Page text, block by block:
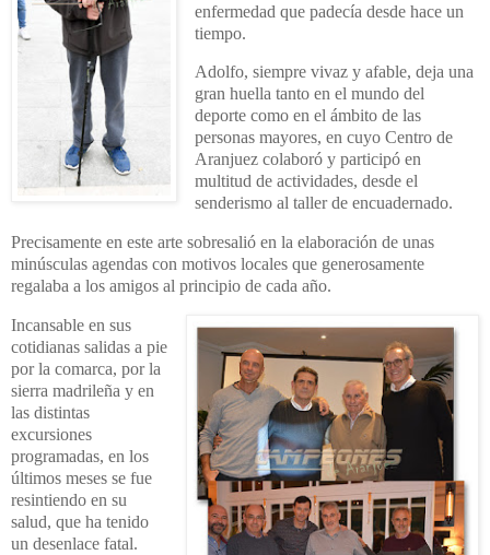
enfermedad que padecía desde hace un
tiempo.
Adolfo, siempre vivaz y afable, deja una
gran huella tanto en el mundo del
deporte como en el ámbito de las
personas mayores, en cuyo Centro de
Aranjuez colaboró y participó en
multitud de actividades, desde el
senderismo al taller de encuadernado.
Precisamente en este arte sobresalió en la elaboración de unas
minúsculas agendas con motivos locales que generosamente
regalaba a los amigos al principio de cada año.
Incansable en sus
cotidianas salidas a pie
por la comarca, por la
sierra madrileña y en
las distintas
excursiones
programadas, en los
últimos meses se fue
resintiendo en su
salud, que ha tenido
un desenlace fatal.